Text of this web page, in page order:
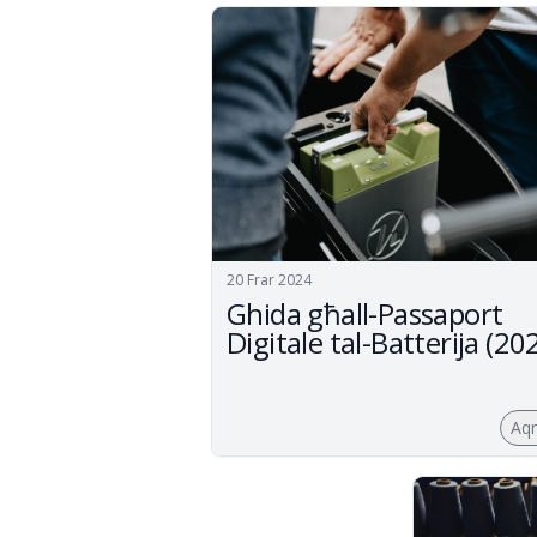
20 Frar 2024
Ghida għall-Passaport
Digitale tal-Batterija